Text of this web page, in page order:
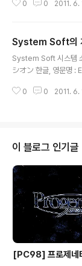
자인, 원화 : 음악 : 추가
stem Soft 출시일 :
801용 스크린샷을 사
영문명 : 퍼즐 패닉
ft / Epyx 출시일 :
시나리오 : 캐릭터 디자..
0 0 2011. 6.
System Soft의
System Soft 시스템
シオン 한글, 영문명
X 1 시나리오 : 캐릭터
용) 시나리오 : 캐릭터
ーナ 한글, 영문명 :
일 : 1986년 2월 장르 :
? (PC-8801..
0 0 2011. 6.
이 블로그 인기글
[PC98] 프로제네